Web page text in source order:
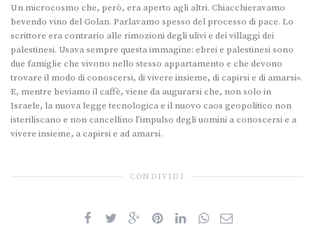
Un microcosmo che, però, era aperto agli altri. Chiacchieravamo
bevendo vino del Golan. Parlavamo spesso del processo di pace. Lo
scrittore era contrario alle rimozioni degli ulivi e dei villaggi dei
palestinesi. Usava sempre questa immagine: ebrei e palestinesi sono
due famiglie che vivono nello stesso appartamento e che devono
trovare il modo di conoscersi, di vivere insieme, di capirsi e di amarsi».
E, mentre beviamo il caffè, viene da augurarsi che, non solo in
Israele, la nuova legge tecnologica e il nuovo caos geopolitico non
isteriliscano e non cancellino l’impulso degli uomini a conoscersi e a
vivere insieme, a capirsi e ad amarsi.
CONDIVIDI